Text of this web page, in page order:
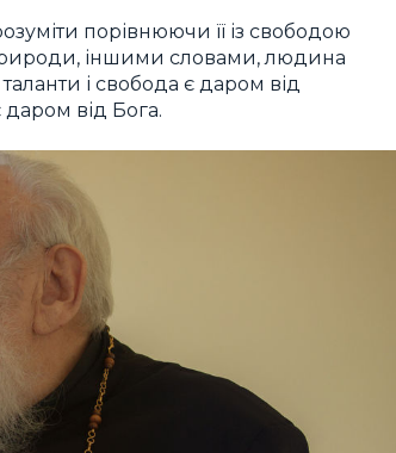
порівнюючи її із свободою
іншими словами, людина
і свобода є даром від
даром від Бога.